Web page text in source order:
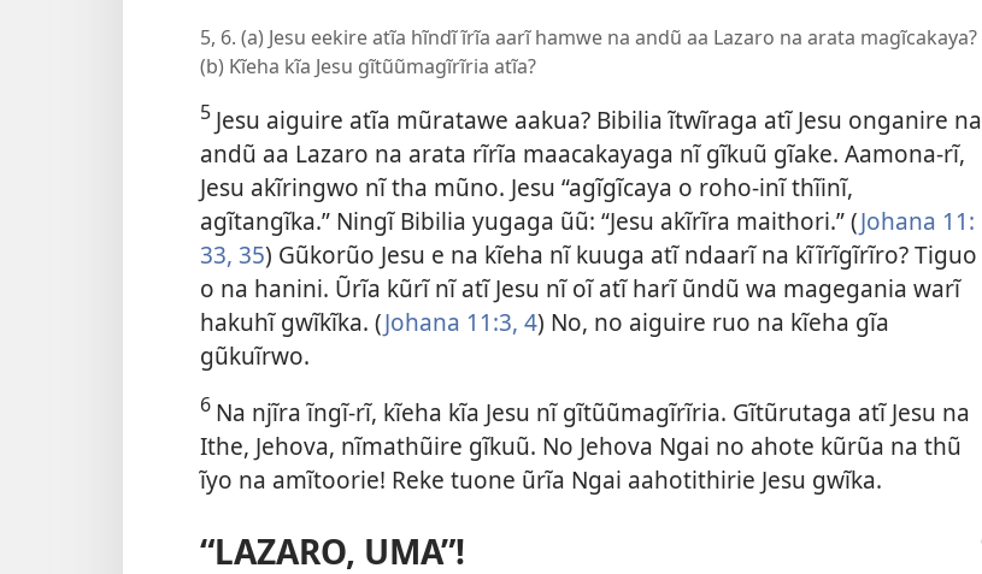
5, 6. (a) Jesu eekire atĩa hĩndĩ ĩrĩa aarĩ hamwe na andũ aa Lazaro na arata magĩcakaya?
(b) Kĩeha kĩa Jesu gĩtũũmagĩrĩria atĩa?
5 Jesu aiguire atĩa mũratawe aakua? Bibilia ĩtwĩraga atĩ Jesu onganire na
andũ aa Lazaro na arata rĩrĩa maacakayaga nĩ gĩkuũ gĩake. Aamona-rĩ,
Jesu akĩringwo nĩ tha mũno. Jesu “agĩgĩcaya o roho-inĩ thĩinĩ,
agĩtangĩka.” Ningĩ Bibilia yugaga ũũ: “Jesu akĩrĩra maithori.” (Johana 11:
33, 35) Gũkorũo Jesu e na kĩeha nĩ kuuga atĩ ndaarĩ na kĩĩrĩgĩrĩro? Tiguo
o na hanini. Ũrĩa kũrĩ nĩ atĩ Jesu nĩ oĩ atĩ harĩ ũndũ wa magegania warĩ
hakuhĩ gwĩkĩka. (Johana 11:3, 4) No, no aiguire ruo na kĩeha gĩa
gũkuĩrwo.
6 Na njĩra ĩngĩ-rĩ, kĩeha kĩa Jesu nĩ gĩtũũmagĩrĩria. Gĩtũrutaga atĩ Jesu na
Ithe, Jehova, nĩmathũire gĩkuũ. No Jehova Ngai no ahote kũrũa na thũ
ĩyo na amĩtoorie! Reke tuone ũrĩa Ngai aahotithirie Jesu gwĩka.
“LAZARO, UMA”!